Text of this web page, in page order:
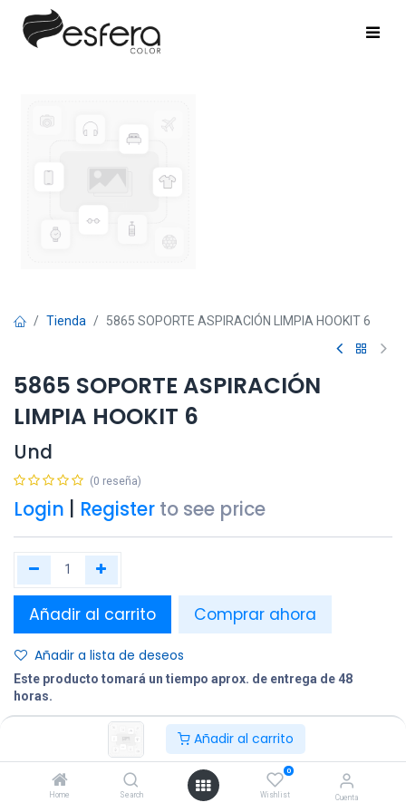
Añadir al carrito
Home Search
0
Wishlist Cuenta
Tienda 5865 SOPORTE ASPIRACIÓN LIMPIA HOOKIT 6
5865 SOPORTE ASPIRACIÓN
LIMPIA HOOKIT 6
Und
(0 reseña)
Login Register to see price
Añadir al carrito Comprar ahora
Añadir a lista de deseos
Este producto tomará un tiempo aprox. de entrega de 48
horas.
Terminos y condiciones: